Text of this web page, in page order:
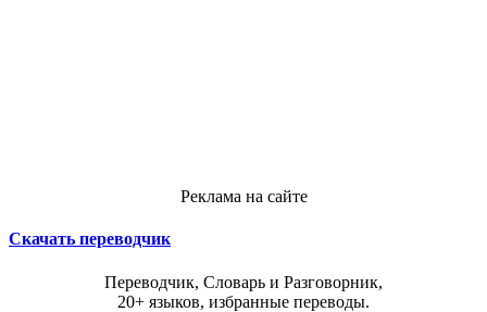
Реклама на сайте
Скачать переводчик
Переводчик, Словарь и Разговорник,
20+ языков, избранные переводы.